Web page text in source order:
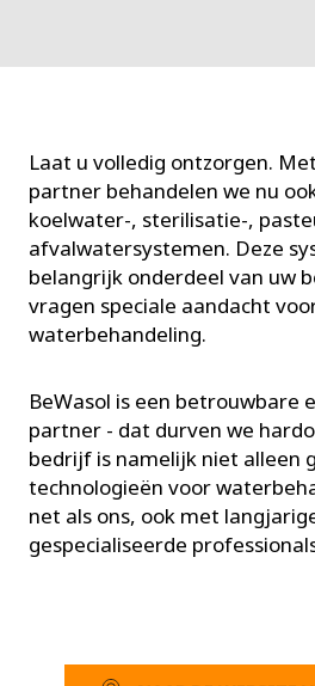
Laat u volledig ontzorgen.
partner behandelen we nu
koelwater-, sterilisatie-,
afvalwatersystemen. Deze
belangrijk onderdeel van uw
vragen speciale aandacht
waterbehandeling.
BeWasol is een betrouwbare
partner - dat durven we
bedrijf is namelijk niet alleen
technologieën voor
net als ons, ook met
gespecialiseerde